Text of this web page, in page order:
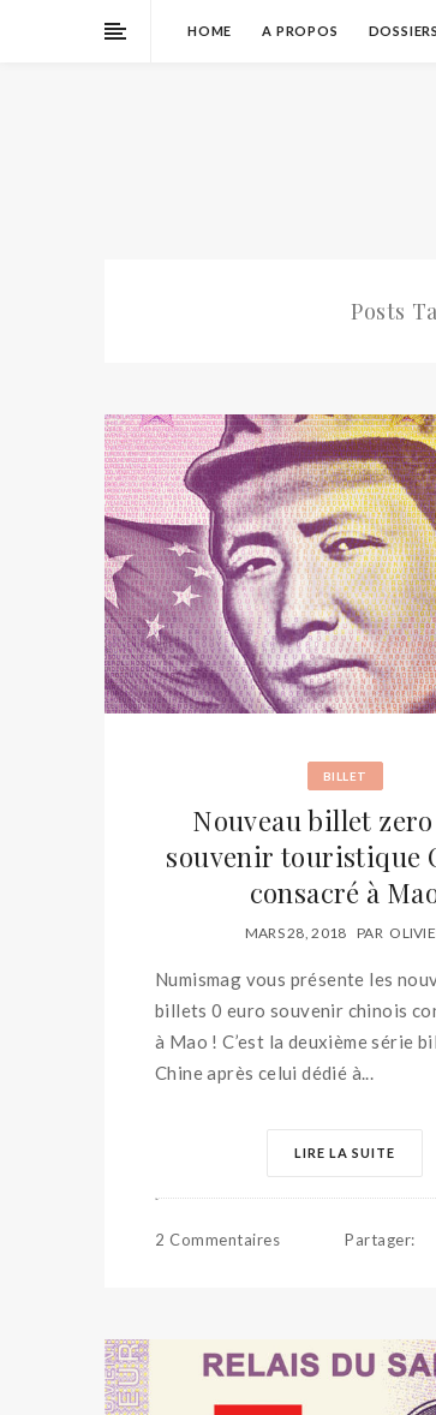
HOME A PROPOS
Posts
BILLET
Nouveau billet
souvenir touristique
consacré à
MARS 28, 2018 PAR
Numismag vous présente les
billets 0 euro souvenir chinois
à Mao ! C’est la deuxième série
Chine après celui dédié à...
LIRE LA SUITE
2 Commentaires Partager: